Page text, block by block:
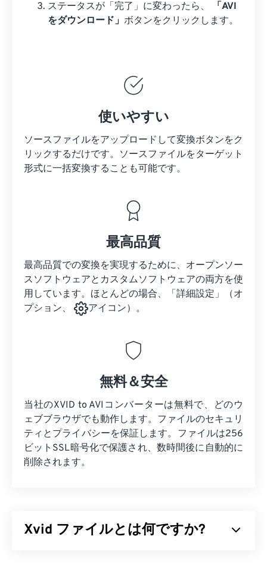
ステータスが「完了」に変わったら、
「AVI
をダウンロード」 ボタンをクリックします。
使いやすい
ソースファイルをアップロードして変換ボタンをク
リックするだけです。 ソースファイルをターゲット
形式に一括変換することも可能です。
最高品質
最高品質での変換を実現するために、オープンソー
スソフトウェアとカスタムソフトウェアの両方を使
用しています。ほとんどの場合、「詳細設定」（オ
プション、
アイコン）。
無料＆安全
当社のXVID to AVIコンバーターは無料で、どのウ
ェブブラウザでも動作します。ファイルのセキュリ
ティとプライバシーを保証します。ファイルは256
ビットSSL暗号化で保護され、数時間後に自動的に
削除されます。
Xvid ファイルとは何ですか?